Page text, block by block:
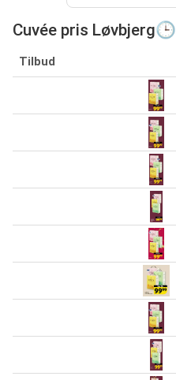
Cuvée pris Løvbjerg🕒
Tilbud